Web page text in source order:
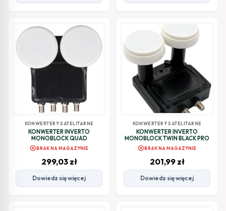
KONWERTERY SATELITARNE
KONWERTER INVERTO
MONOBLOCK QUAD
cancelBRAK NA MAGAZYNIE
299,03 zł
Dowiedz się więcej
KONWERTERY SATELITARNE
KONWERTER INVERTO
MONOBLOCK TWIN BLACK PRO
cancelBRAK NA MAGAZYNIE
201,99 zł
Dowiedz się więcej